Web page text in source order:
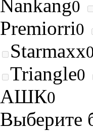
Nankang0
Premiorri0
Starmaxx
Triangle0
АШК0
Выберите